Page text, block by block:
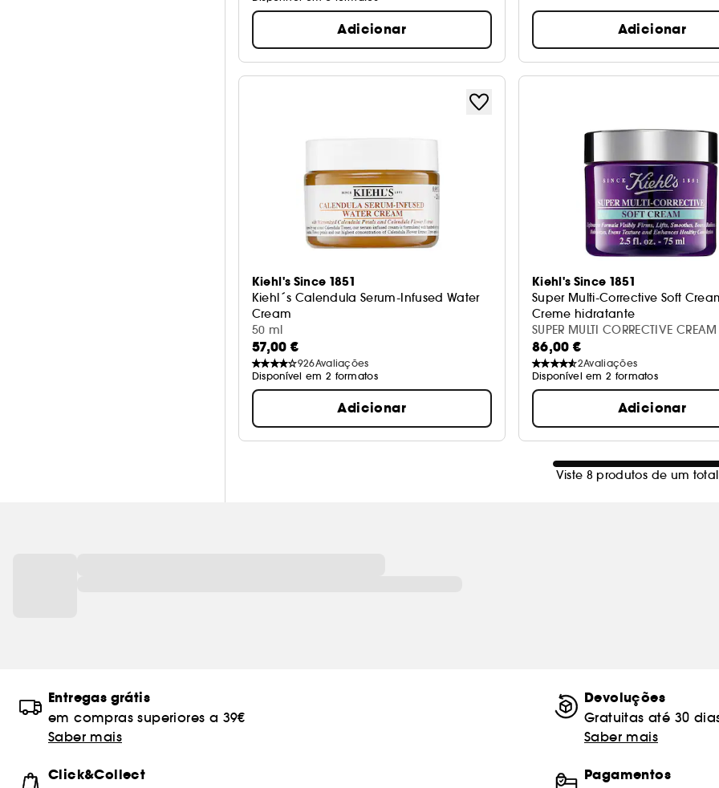
Adicionar Adicionar
Kiehl's Since 1851
Kiehl´s Calendula Serum-Infused Water
Cream
Creme Hidratante
50 ml
57,00 €
926Avaliações
Disponível em 2 formatos
Adicionar
Kiehl's Since 1851
Super Multi-Corrective Soft
Creme hidratante
SUPER MULTI CORRECTIVE
86,00 €
2Avaliações
Disponível em 2 formatos
Adicionar
Viste 8 produtos de um
Entregas grátis
em compras superiores a 39€
Saber mais
Devoluções
Gratuitas até 30
Saber mais
Click&Collect Pagamentos